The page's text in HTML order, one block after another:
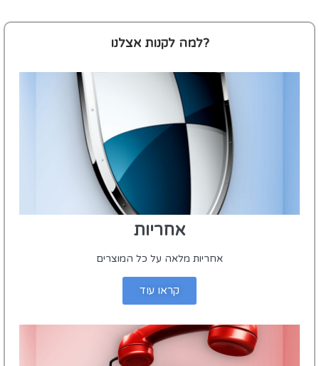
למה לקנות אצלנו?
אחריות
אחריות מלאה על כל המוצרים
קראו עוד